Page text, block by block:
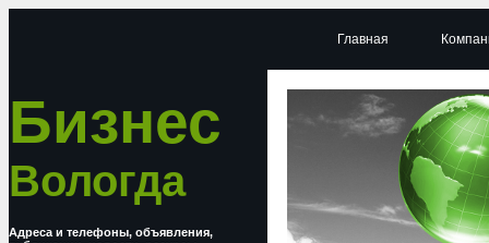
Бизнес
Вологда
Адреса и телефоны, объявления,
Главная